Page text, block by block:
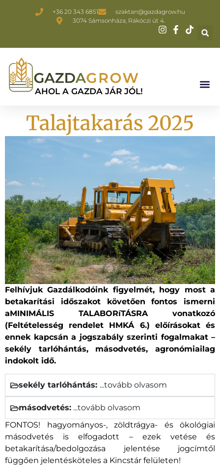
+36 20 343 6851
szaktan@gazdagrow.hu
3074 Sámsonháza, Rákóczi út 4.
AHOL A GAZDA JÁR JÓL!
Talajtakarás 2025
Felhívjuk Gazdálkodóink figyelmét, hogy most a
betakarítási időszakot követően fontos ismerni
aMINIMÁLIS TALABORíTÁSRA vonatkozó
(Feltételesség rendelet HMKÁ 6.) előírásokat és
ennek kapcsán a jogszabály szerinti fogalmakat –
sekély tarlóhántás, másodvetés, agronómiailag
indokolt idő.
sekély tarlóhántás: ...tovább olvasom
másodvetés:...tovább olvasom
FONTOS! hagyományos-, zöldtrágya- és ökológiai
másodvetés is elfogadott – ezek vetése és
betakarítása/bedolgozása jelentése jogcímtől
függően jelentésköteles a Kincstár felületen!